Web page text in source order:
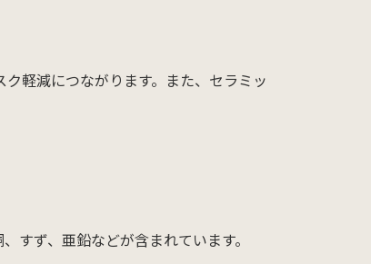
軽減につながります。また、セラミッ
すず、亜鉛などが含まれています。